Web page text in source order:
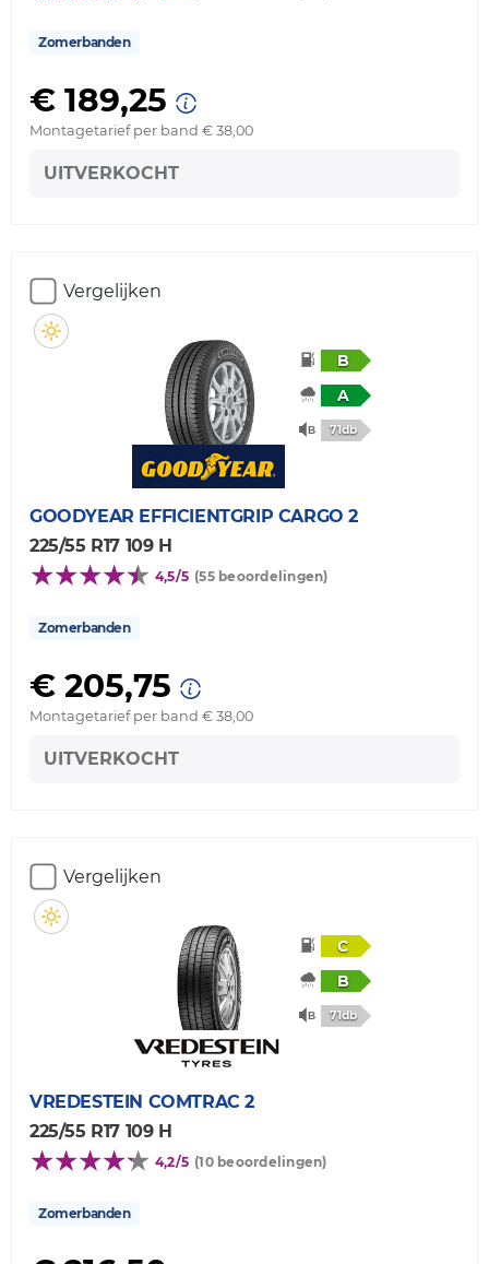
Zomerbanden
€ 189,25
Montagetarief per band € 38,00
UITVERKOCHT
Vergelijken
B
A
71db
GOODYEAR EFFICIENTGRIP CARGO 2
225/55 R17 109 H
4,5/5 (55 beoordelingen)
Zomerbanden
€ 205,75
Montagetarief per band € 38,00
UITVERKOCHT
Vergelijken
C
B
71db
VREDESTEIN COMTRAC 2
225/55 R17 109 H
4,2/5 (10 beoordelingen)
Zomerbanden